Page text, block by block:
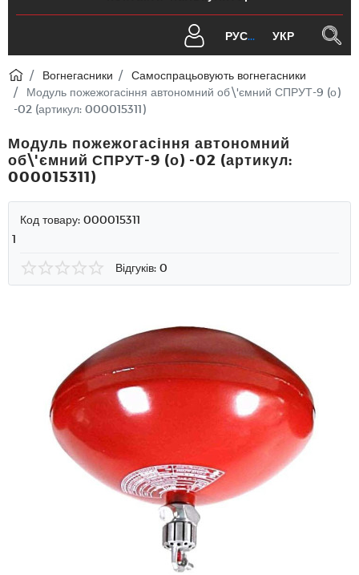
РУС УКР
Вогнегасники
Самоспрацьовують вогнегасники
Модуль пожежогасіння автономний об\'ємний СПРУТ-9 (о)
-02 (артикул: 000015311)
Модуль пожежогасіння автономний
об\'ємний СПРУТ-9 (о) -02 (артикул:
000015311)
Код товару: 000015311
1
Відгуків: 0